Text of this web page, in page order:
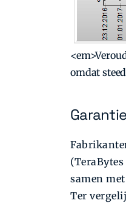
omdat
samen
Ter